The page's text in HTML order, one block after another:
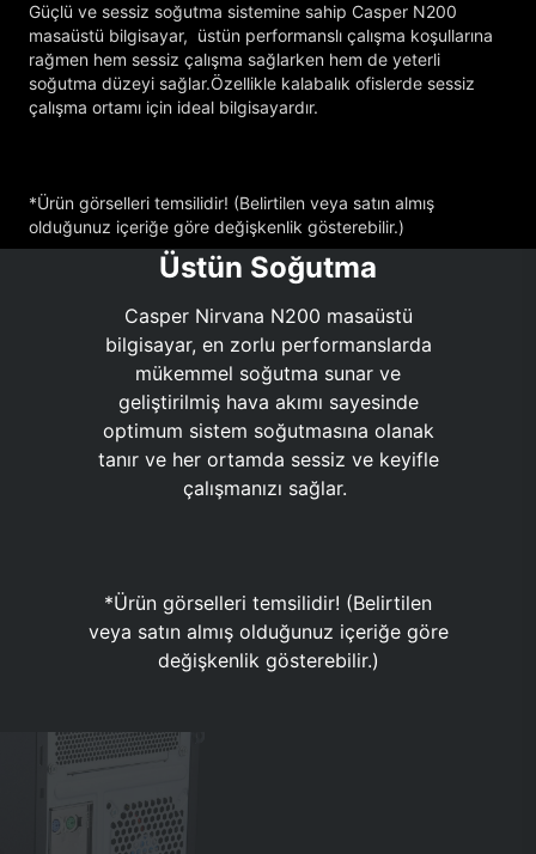
Güçlü ve sessiz soğutma sistemine sahip Casper N200
masaüstü bilgisayar, üstün performanslı çalışma koşullarına
rağmen hem sessiz çalışma sağlarken hem de yeterli
soğutma düzeyi sağlar.Özellikle kalabalık ofislerde sessiz
çalışma ortamı için ideal bilgisayardır.
*Ürün görselleri temsilidir! (Belirtilen veya satın almış
olduğunuz içeriğe göre değişkenlik gösterebilir.)
Üstün Soğutma
Casper Nirvana N200 masaüstü
bilgisayar, en zorlu performanslarda
mükemmel soğutma sunar ve
geliştirilmiş hava akımı sayesinde
optimum sistem soğutmasına olanak
tanır ve her ortamda sessiz ve keyifle
çalışmanızı sağlar.
*Ürün görselleri temsilidir! (Belirtilen
veya satın almış olduğunuz içeriğe göre
değişkenlik gösterebilir.)